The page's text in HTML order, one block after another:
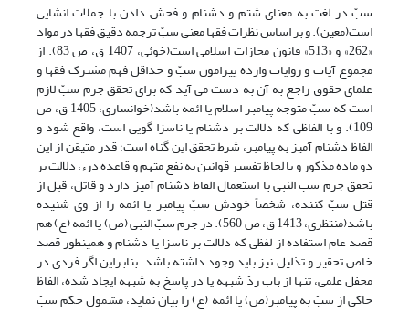
سبّ در لغت به معنای شتم و دشنام و فحش دادن با جملات انشایی
است(معین). و بر اساس نظرات فقها معنی سبّ ترجمه دقیق فقها در مواد
«262» و «513» قانون مجازات اسلامی است(خوئی، 1407 ق، ص 83). از
مجموع آیات و روایات وارده پیرامون سبّ و حداقل فهم مشترک فقها و
علمای حقوق راجع به آن به دست می آید که برای تحقق جرم سبّ لازم
است که سبّ متوجه پیامبر اسلام یا ائمه باشد(خوانساری، 1405 ق، ص
109). و با الفاظی که دلالت بر دشنام یا ناسزا گویی است، واقع شود و
الفاظ دشنام آمیز به پیامبر، شرط تحقق این گناه است؛ قدر متیقن از این
دو ماده مذکور و با لحاظ تفسیر قوانین به نفع متهم و قاعده درء، دلالت بر
تحقق جرم سب النبی با استعمال الفاظ دشنام آمیز دارد و قاتل، قبل از
قتل سبّ کننده، شخصاً خودش سبّ پیامبر یا ائمه را از وی شنیده
باشد(منتظری، 1413 ق، ص 560). در جرم سبّ النبی (ص) یا ائمه (ع) هم
قصد عام استفاده از لفظی که دلالت بر ناسزا یا دشنام و همینطور قصد
خاص تحقیر و تذلیل نیز باید وجود داشته باشد. بنابراین اگر فردی در
محفل علمی، تنها از باب ردّ شبهه یا در پاسخ به شبهه ایجاد شده، الفاظ
حاکی از سبّ به پیامبر(ص) یا ائمه (ع) را بیان نماید، مشمول حکم سبّ